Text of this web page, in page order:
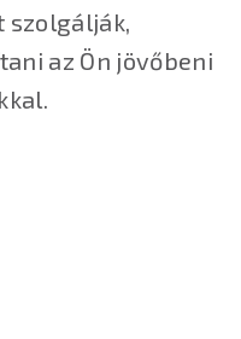
szolgálják,
az Ön jövőbeni